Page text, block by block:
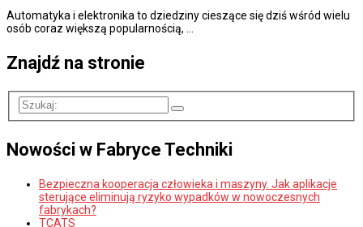
Automatyka i elektronika to dziedziny cieszące się dziś wśród wielu
osób coraz większą popularnością, …
Znajdź na stronie
Nowości w Fabryce Techniki
Bezpieczna kooperacja człowieka i maszyny. Jak aplikacje
sterujące eliminują ryzyko wypadków w nowoczesnych
fabrykach?
TCATS